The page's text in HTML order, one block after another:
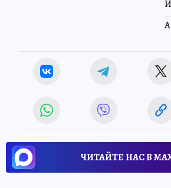
ЧИТАЙТЕ НАС В